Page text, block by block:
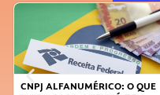
DICAS PARA OBTER CRÉDITO